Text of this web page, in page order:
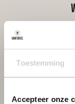
Toestemming
Accepteer onze
9.7 / 10